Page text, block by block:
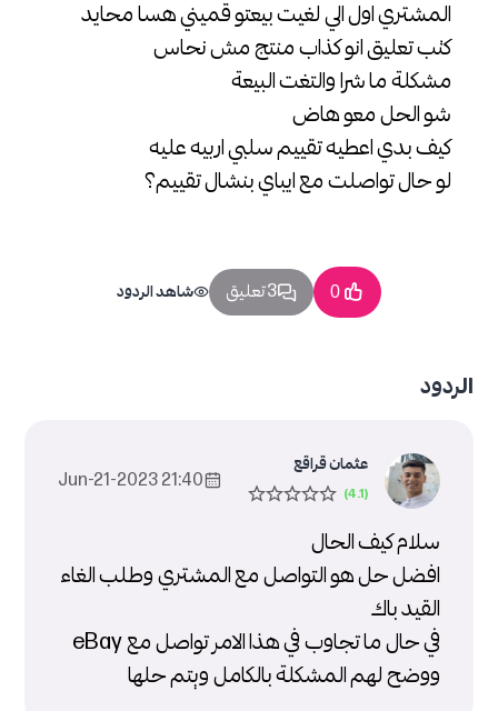
المشتري اول الي لغيت بيعتو قميني هسا محايد
كتب تعليق انو كذاب منتج مش نحاس
مشكلة ما شرا والتغت البيعة
شو الحل معو هاض
كيف بدي اعطيه تقييم سلبي اربيه عليه
لو حال تواصلت مع ايباي بنشال تقييم؟
0 3 تعليق شاهد الردود
الردود
عثمان قراقع
21:40 2023-Jun-21
سلام كيف الحال
افضل حل هو التواصل مع المشتري وطلب الغاء
القيد باك
في حال ما تجاوب في هذا الامر تواصل مع eBay
ووضح لهم المشكلة بالكامل ويتم حلها